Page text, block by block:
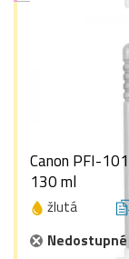
Canon PFI-
130 ml
žlutá
Nedostupné